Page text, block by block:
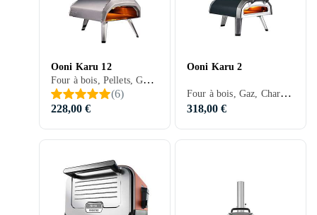
Ooni Karu 12
Four à bois, Pellets, Gaz, Charbon, Noir, Argent, Gris, Inox
(6)
228,00 €
Ooni Karu 2
Four à bois, Gaz, Charbon, Noir, Argent, Inox
318,00 €